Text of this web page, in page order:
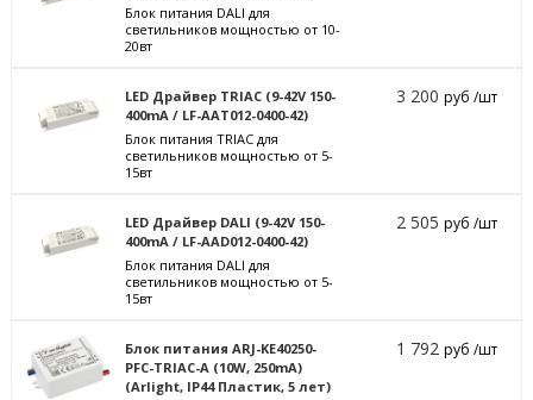
Блок питания DALI для
светильников мощностью от 10-
20вт
LED Драйвер TRIAC (9-42V 150-
400mA / LF-AAT012-0400-42)
Блок питания TRIAC для
светильников мощностью от 5-
15вт
3 200руб /шт
LED Драйвер DALI (9-42V 150-
400mA / LF-AAD012-0400-42)
Блок питания DALI для
светильников мощностью от 5-
15вт
2 505руб /шт
Блок питания ARJ-KE40250-
PFC-TRIAC-A (10W, 250mA)
(Arlight, IP44 Пластик, 5 лет)
1 792руб /шт